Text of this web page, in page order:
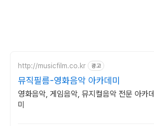
http://musicfilm.co.kr 광고
뮤직필름-영화음악 아카데미
영화음악, 게임음악, 뮤지컬음악 전문 아카데
미